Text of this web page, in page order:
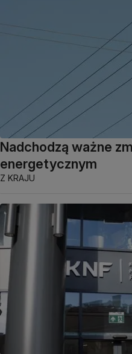
Nadchodzą ważne
energetycznym
Z KRAJU